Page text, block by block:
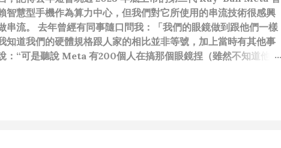
智慧型手機作為算力中心，但我們對它所使用的串流技術很感興
串流。 去年曾經有同事隨口問我：「我們的眼鏡做到跟他們一樣
知道我們的硬體規格跟人家的相比並非等號，加上當時有其他事
：“可是聽說 Meta 有200個人在搞那個眼鏡捏（雖然不知道他們